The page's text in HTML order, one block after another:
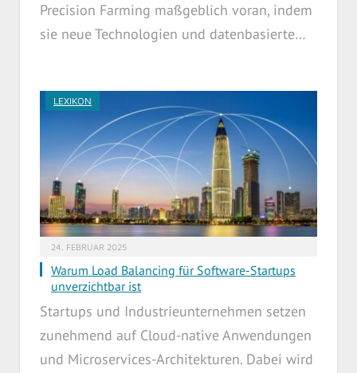
Precision Farming maßgeblich voran, indem
sie neue Technologien und datenbasierte…
LEXIKON
24. FEBRUAR 2025
Warum Load Balancing für Software-Startups
unverzichtbar ist
Startups und Industrieunternehmen setzen
zunehmend auf Cloud-native Anwendungen
und Microservices-Architekturen. Dabei wird